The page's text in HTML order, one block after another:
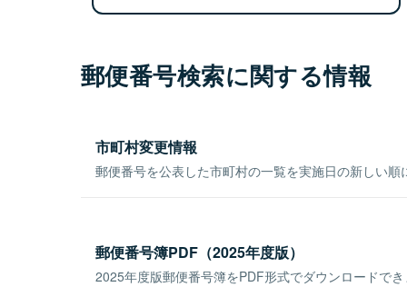
郵便番号検索に関する情報
市町村変更情報
郵便番号を公表した市町村の一覧を実施日の新しい順
郵便番号簿PDF（2025年度版）
2025年度版郵便番号簿をPDF形式でダウンロードで